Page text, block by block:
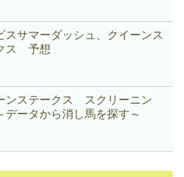
スサマーダッシュ、クイーンス
ス 予想
ンステークス スクリーニン
ータから消し馬を探す～